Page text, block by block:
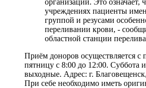
учреждениях пациенты
группой и резусами
переливании крови, -
областной станции
Приём доноров осуществляется с
пятницу с 8:00 до 12:00. Суббота
выходные. Адрес: г.
При себе необходимо иметь